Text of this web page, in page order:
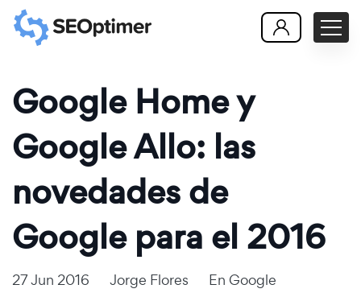
Google Home y
Google Allo: las
novedades de
Google para el 2016
27 Jun 2016 Jorge Flores En Google